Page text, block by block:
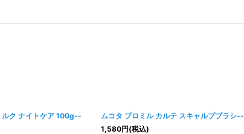
ルク ナイトケア 100g--
ムコタ プロミル カルテ スキャルプブラシ--
1,580円(税込)